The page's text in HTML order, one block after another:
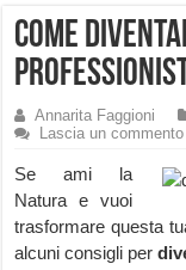
Come
Annarita Faggioni
Lascia un commento
Se ami la
Natura e vuoi
trasformare questa
alcuni consigli per